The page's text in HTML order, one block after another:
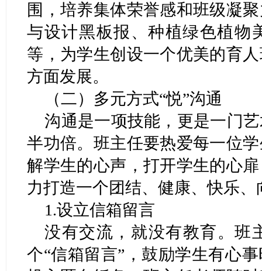
围，培养集体荣誉感和班级凝
与设计黑板报、种植绿色植物
等，为学生创设一个优美的育
方面发展。
（二）多元方式“悦”沟通
沟通是一项技能，更是一门
半功倍。班主任要热爱每一位
解学生的心声，打开学生的心
力打造一个团结、健康、快乐、
1.设立信箱留言
没有交流，就没有教育。班
个“信箱留言”，鼓励学生有心